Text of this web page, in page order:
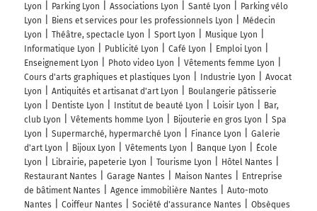
Lyon
Parking Lyon Associations Lyon Santé Lyon
Parking vélo
Lyon
Biens et services pour les professionnels Lyon
Médecin
Lyon
Théâtre, spectacle Lyon Sport Lyon
Musique Lyon
Informatique Lyon
Publicité Lyon Café Lyon
Emploi Lyon
Enseignement Lyon
Photo video Lyon
Vêtements femme Lyon
Cours d'arts graphiques et plastiques Lyon
Industrie Lyon
Avocat
Lyon
Antiquités et artisanat d'art Lyon
Boulangerie pâtisserie
Lyon
Dentiste Lyon Institut de beauté Lyon Loisir Lyon
Bar,
club Lyon
Vêtements homme Lyon Bijouterie en gros Lyon
Spa
Lyon
Supermarché, hypermarché Lyon Finance Lyon
Galerie
d'art Lyon
Bijoux Lyon Vêtements Lyon Banque Lyon
École
Lyon
Librairie, papeterie Lyon Tourisme Lyon
Hôtel Nantes
Restaurant Nantes
Garage Nantes Maison Nantes
Entreprise
de bâtiment Nantes
Agence immobilière Nantes
Auto-moto
Nantes
Coiffeur Nantes Société d'assurance Nantes
Obsèques